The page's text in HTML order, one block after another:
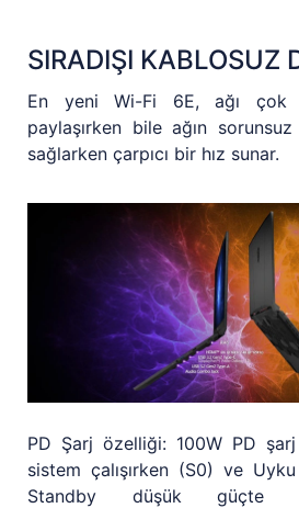
SIRADIŞI KABLOSUZ
En yeni Wi-Fi 6E, ağı çok
paylaşırken bile ağın sorunsuz
sağlarken çarpıcı bir hız sunar.
PD Şarj özelliği: 100W PD
sistem çalışırken (S0) ve
Standby düşük güçte